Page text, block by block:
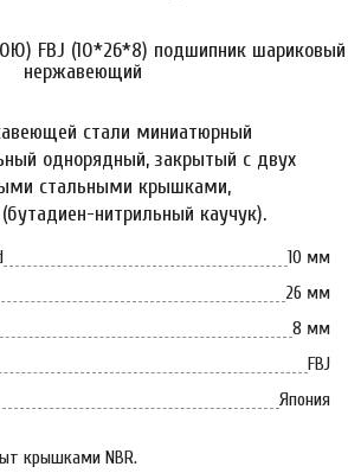
стали миниатюрный
однорядный, закрытый с двух
стальными крышками,
нитрильный каучук).
10 мм
26 мм
8 мм
FBJ
Япония
крышками NBR.